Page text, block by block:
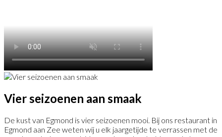
Vier seizoenen aan smaak
De kust van Egmond is vier seizoenen mooi. Bij ons restaurant in
Egmond aan Zee weten wij u elk jaargetijde te verrassen met de